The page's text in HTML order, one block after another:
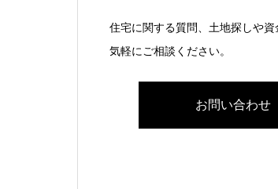
住宅に関する質問、土地探しや資
気軽にご相談ください。
お問い合わせ